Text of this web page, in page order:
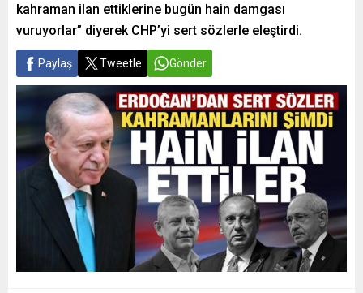
kahraman ilan ettiklerine bugün hain damgası
vuruyorlar” diyerek CHP’yi sert sözlerle eleştirdi.
Paylaş Tweetle Gönder